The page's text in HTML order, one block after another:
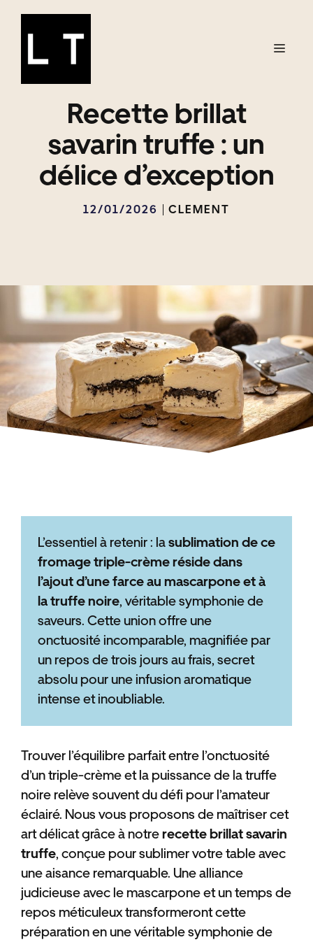
Menu
Recette brillat
savarin truffe : un
délice d’exception
12/01/2026 CLEMENT
L’essentiel à retenir : lasublimation de ce
fromage triple-crème réside dans
l’ajout d’une farce au mascarpone et à
la truffe noire, véritable symphonie de
saveurs. Cette union offre une
onctuosité incomparable, magnifiée par
un repos de trois jours au frais, secret
absolu pour une infusion aromatique
intense et inoubliable.
Trouver l’équilibre parfait entre l’onctuosité
d’un triple-crème et la puissance de la truffe
noire relève souvent du défi pour l’amateur
éclairé. Nous vous proposons de maîtriser cet
art délicat grâce à notrerecette brillat savarin
truffe, conçue pour sublimer votre table avec
une aisance remarquable. Une alliance
judicieuse avec le mascarpone et un temps de
repos méticuleux transformeront cette
préparation en une véritable symphonie de